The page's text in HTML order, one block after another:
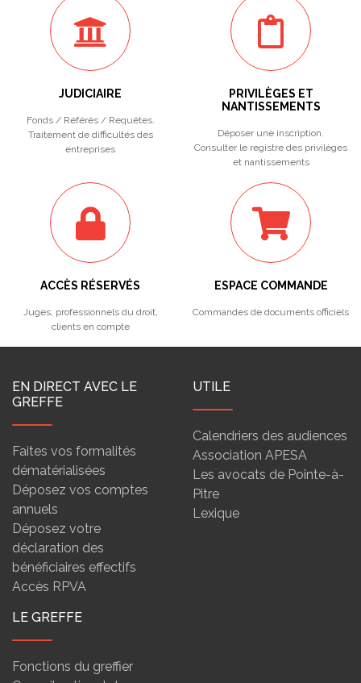
JUDICIAIRE
Fonds / Référés / Requêtes.
Traitement de difficultés des
entreprises
PRIVILÈGES ET
NANTISSEMENTS
Déposer une inscription.
Consulter le registre des privilèges
et nantissements
ACCÈS RÉSERVÉS
Juges, professionnels du droit,
clients en compte
ESPACE COMMANDE
Commandes de documents officiels
EN DIRECT AVEC LE
GREFFE
Faites vos formalités
dématérialisées
Déposez vos comptes
annuels
Déposez votre
déclaration des
bénéficiaires effectifs
Accès RPVA
UTILE
Calendriers des audiences
Association APESA
Les avocats de Pointe-à-
Pitre
Lexique
LE GREFFE
Fonctions du greffier